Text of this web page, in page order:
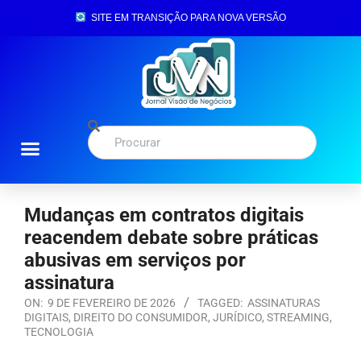
SITE EM TRANSIÇÃO PARA NOVA VERSÃO
Mudanças em contratos digitais
reacendem debate sobre práticas
abusivas em serviços por
assinatura
ON: 9 DE FEVEREIRO DE 2026 TAGGED: ASSINATURAS
DIGITAIS, DIREITO DO CONSUMIDOR, JURÍDICO, STREAMING,
TECNOLOGIA